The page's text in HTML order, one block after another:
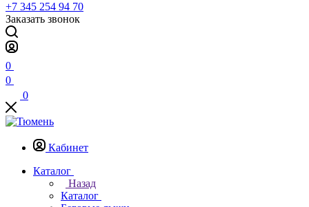
+7 345 254 94 70
Заказать звонок
0
0
0
Кабинет
Каталог
Назад
Каталог